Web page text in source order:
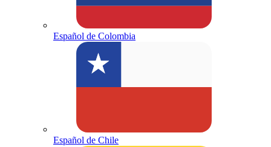
Español de Colombia
Español de Chile